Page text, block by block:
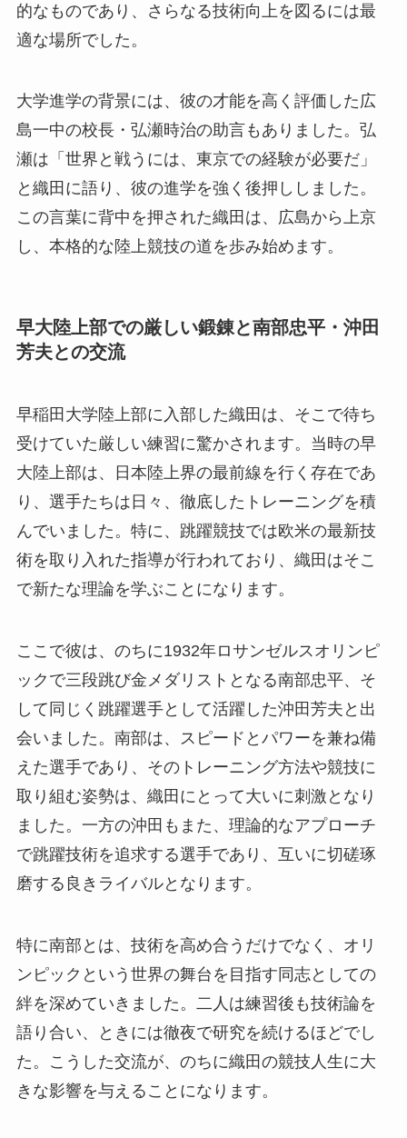
的なものであり、さらなる技術向上を図るには最
適な場所でした。
大学進学の背景には、彼の才能を高く評価した広
島一中の校長・弘瀬時治の助言もありました。弘
瀬は「世界と戦うには、東京での経験が必要だ」
と織田に語り、彼の進学を強く後押ししました。
この言葉に背中を押された織田は、広島から上京
し、本格的な陸上競技の道を歩み始めます。
早大陸上部での厳しい鍛錬と南部忠平・沖田
芳夫との交流
早稲田大学陸上部に入部した織田は、そこで待ち
受けていた厳しい練習に驚かされます。当時の早
大陸上部は、日本陸上界の最前線を行く存在であ
り、選手たちは日々、徹底したトレーニングを積
んでいました。特に、跳躍競技では欧米の最新技
術を取り入れた指導が行われており、織田はそこ
で新たな理論を学ぶことになります。
ここで彼は、のちに1932年ロサンゼルスオリンピ
ックで三段跳び金メダリストとなる南部忠平、そ
して同じく跳躍選手として活躍した沖田芳夫と出
会いました。南部は、スピードとパワーを兼ね備
えた選手であり、そのトレーニング方法や競技に
取り組む姿勢は、織田にとって大いに刺激となり
ました。一方の沖田もまた、理論的なアプローチ
で跳躍技術を追求する選手であり、互いに切磋琢
磨する良きライバルとなります。
特に南部とは、技術を高め合うだけでなく、オリ
ンピックという世界の舞台を目指す同志としての
絆を深めていきました。二人は練習後も技術論を
語り合い、ときには徹夜で研究を続けるほどでし
た。こうした交流が、のちに織田の競技人生に大
きな影響を与えることになります。